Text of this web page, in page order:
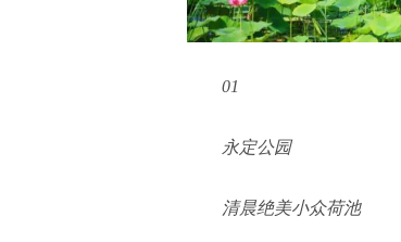
01
永定公园
清晨绝美小众荷池